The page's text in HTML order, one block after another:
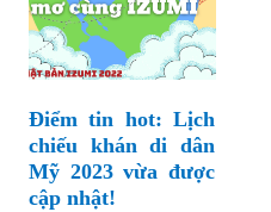
Điểm tin hot: Lịch
chiếu khán di dân
Mỹ 2023 vừa được
cập nhật!